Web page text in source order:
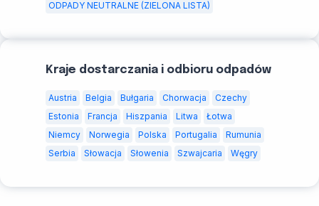
ODPADY NEUTRALNE (ZIELONA LISTA)
Kraje dostarczania i odbioru odpadów
Austria Belgia Bułgaria Chorwacja
Czechy
Estonia
Francja Hiszpania Litwa
Łotwa
Niemcy
Norwegia Polska Portugalia
Rumunia
Serbia
Słowacja Słowenia Szwajcaria Węgry